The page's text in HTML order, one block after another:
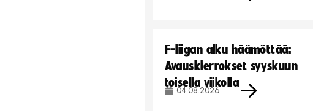
F-liigan alku häämöttää:
Avauskierrokset syyskuun
toisella viikolla
04.08.2026